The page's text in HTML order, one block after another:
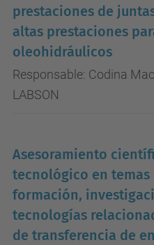
prestaciones de
altas prestaciones
oleohidráulicos
Responsable: Codina
LABSON
Asesoramiento
tecnológico en temas
formación,
tecnologías
de transferencia de